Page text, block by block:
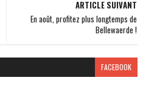
ARTICLE SUIVANT
En août, profitez plus longtemps de
Bellewaerde !
FACEBOOK